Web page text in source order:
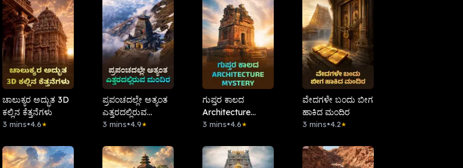
ಚಾಲುಕ್ಯರ ಅದ್ಭುತ 3D
ಕಲ್ಲಿನ ಕೆತ್ತನೆಗಳು
3 mins•4.6★
ಪ್ರಪಂಚದಲ್ಲೇ ಅತ್ಯಂತ
ಎತ್ತರದಲ್ಲಿರುವ
ಮಂದಿರ
3 mins•4.9★
ಗುಪ್ತರ ಕಾಲದ
Architecture
Mystery
3 mins•4.6★
ವೇದಗಳೇ ಬಂದು ಬೀಗ
ಹಾಕಿದ ಮಂದಿರ
3 mins•4.2★